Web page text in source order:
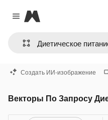
Close menu
Magnific
Создать ИИ-изображение